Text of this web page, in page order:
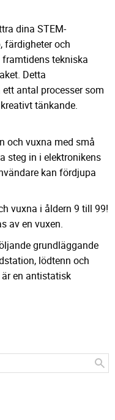
dina STEM-
färdigheter och
tekniska
Detta
antal processer som
tänkande.
och vuxna med små
steg in i elektronikens
kan fördjupa
vuxna i åldern 9 till 99!
av en vuxen.
grundläggande
lödtenn och
en antistatisk